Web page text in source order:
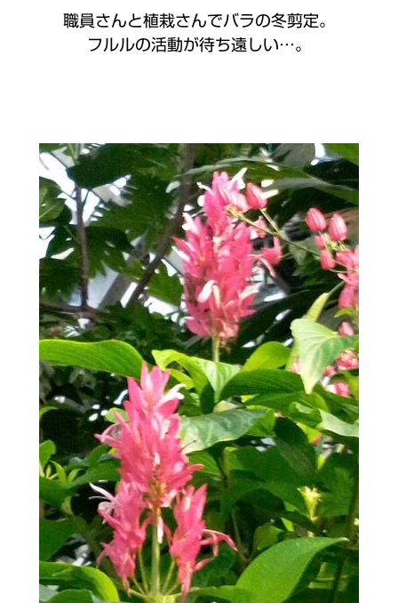
職員さんと植栽さんでバラの冬剪定。
フルルの活動が待ち遠しい…。